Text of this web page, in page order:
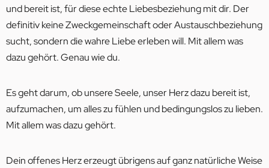
und bereit ist, für diese echte Liebesbeziehung mit dir. Der
definitiv keine Zweckgemeinschaft oder Austauschbeziehung
sucht, sondern die wahre Liebe erleben will. Mit allem was
dazu gehört. Genau wie du.
Es geht darum, ob unsere Seele, unser Herz dazu bereit ist,
aufzumachen, um alles zu fühlen und bedingungslos zu lieben.
Mit allem was dazu gehört.
Dein offenes Herz erzeugt übrigens auf ganz natürliche Weise